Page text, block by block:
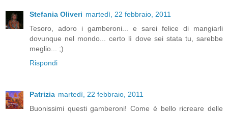
Stefania Oliveri martedì, 22 febbraio, 2011
Tesoro, adoro i gamberoni... e sarei felice di mangiarli
dovunque nel mondo... certo lì dove sei stata tu, sarebbe
meglio... ;)
Rispondi
Patrizia martedì, 22 febbraio, 2011
Buonissimi questi gamberoni! Come è bello ricreare delle